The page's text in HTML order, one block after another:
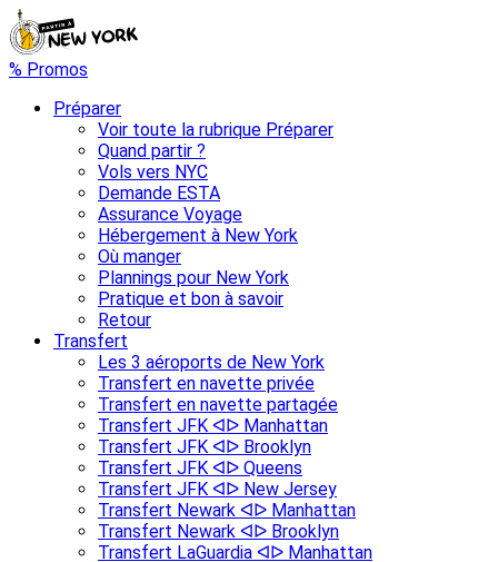
% Promos
Préparer
Voir toute la rubrique Préparer
Quand partir ?
Vols vers NYC
Demande ESTA
Assurance Voyage
Hébergement à New York
Où manger
Plannings pour New York
Pratique et bon à savoir
Retour
Transfert
Les 3 aéroports de New York
Transfert en navette privée
Transfert en navette partagée
Transfert JFK ᐊᐅ Manhattan
Transfert JFK ᐊᐅ Brooklyn
Transfert JFK ᐊᐅ Queens
Transfert JFK ᐊᐅ New Jersey
Transfert Newark ᐊᐅ Manhattan
Transfert Newark ᐊᐅ Brooklyn
Transfert LaGuardia ᐊᐅ Manhattan